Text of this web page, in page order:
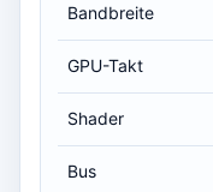
Bandbreite
GPU-Takt
Shader
Bus